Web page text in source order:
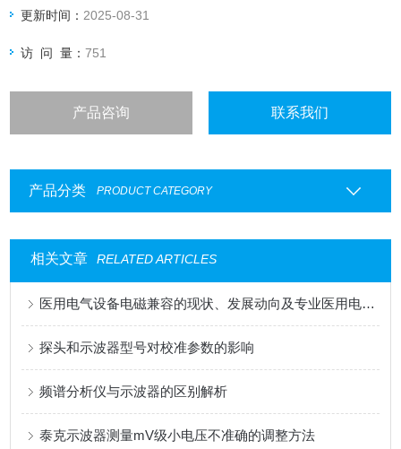
更新时间： 2025-08-31
访 问 量：751
产品咨询 联系我们
产品分类 PRODUCT CATEGORY
相关文章 RELATED ARTICLES
医用电气设备电磁兼容的现状、发展动向及专业医用电磁兼容试验室的建设
探头和示波器型号对校准参数的影响
频谱分析仪与示波器的区别解析
泰克示波器测量mV级小电压不准确的调整方法